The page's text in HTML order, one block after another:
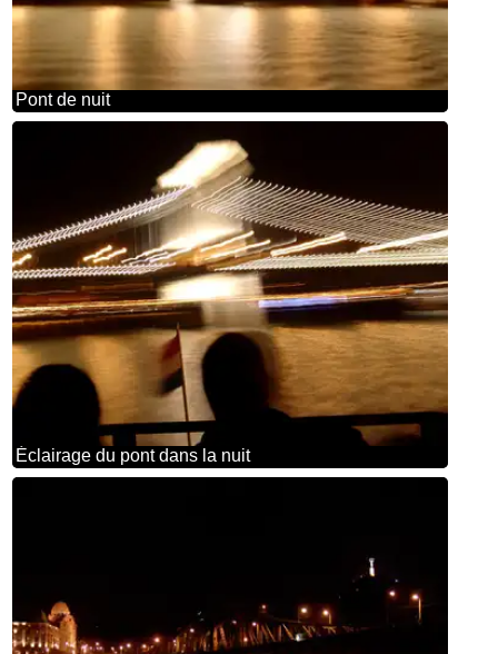
Pont de nuit
Éclairage du pont dans la nuit